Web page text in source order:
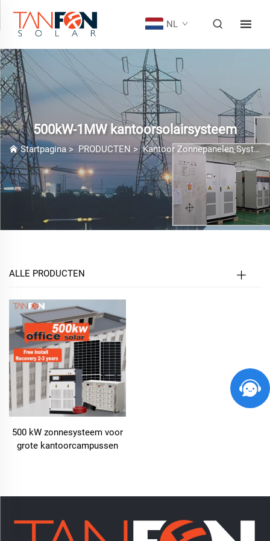
NL
500kW-1MW kantoorsolairsysteem
Startpagina > PRODUCTEN >Kantoor Zonnepanelen Systeem
ALLE PRODUCTEN
500 kW zonnesysteem voor
grote kantoorcampussen